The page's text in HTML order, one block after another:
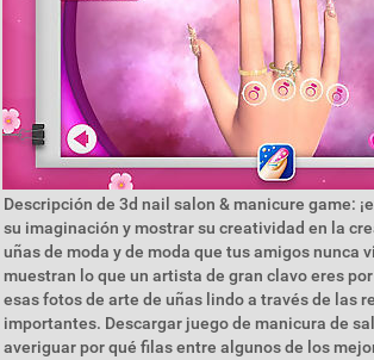
Descripción de 3d nail salon & manicure game:
su imaginación y mostrar su creatividad en la
uñas de moda y de moda que tus amigos nunca
muestran lo que un artista de gran clavo eres
esas fotos de arte de uñas lindo a través de las
importantes. Descargar juego de manicura de
averiguar por qué filas entre algunos de los